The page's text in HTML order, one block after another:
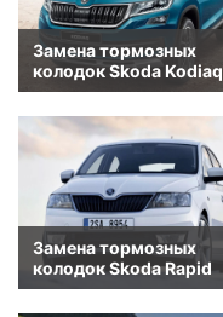
Замена тормозных
колодок Skoda Kodiaq
Замена тормозных
колодок Skoda Rapid